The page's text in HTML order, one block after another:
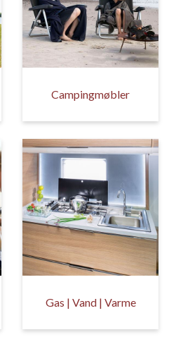
Campingmøbler
Gas | Vand | Varme